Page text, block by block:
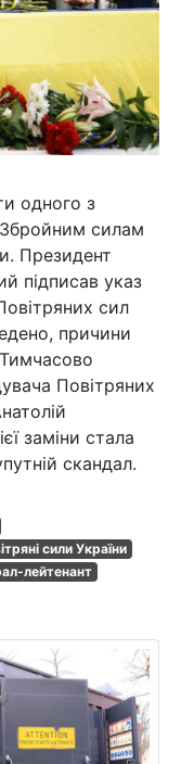
одного з
силам
Президент
підписав указ
сил
причини
Тимчасово
Повітряних
заміни стала
скандал.
сили України
лейтенант